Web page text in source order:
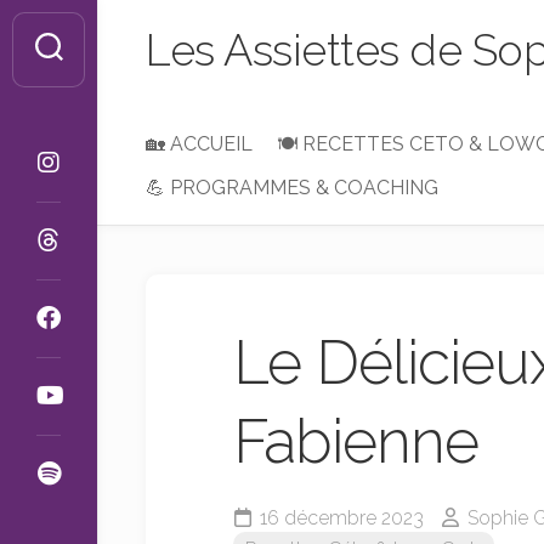
Skip
content
Les Assiettes de
🏡 ACCUEIL 🍽 RECETTES CETO &
Petit-
Entrées
Plats
Desserts
💪 PROGRAMMES & COACHING
Le
Fabienne
16 décembre 2023
Sophie